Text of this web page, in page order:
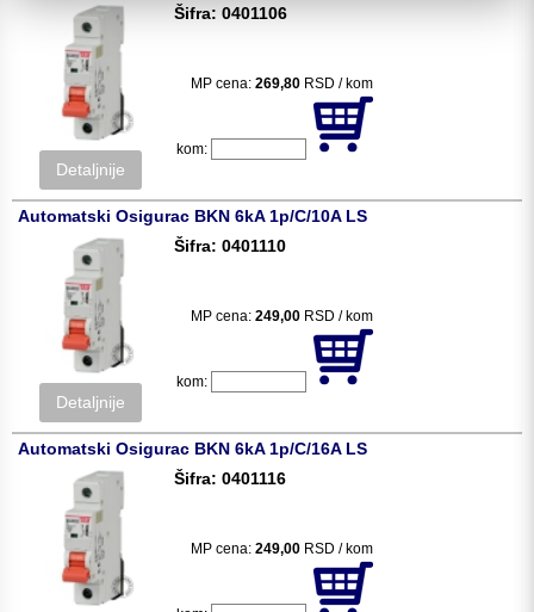
Detaljnije
Šifra: 0401106
MP cena: 269,80 RSD / kom
kom:
Automatski Osigurac BKN 6kA 1p/C/10A LS
Detaljnije
Šifra: 0401110
MP cena: 249,00 RSD / kom
kom:
Automatski Osigurac BKN 6kA 1p/C/16A LS
Šifra: 0401116
MP cena: 249,00 RSD / kom